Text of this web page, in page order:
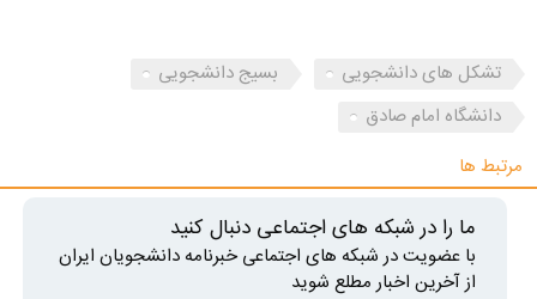
تشکل های دانشجویی
بسیج دانشجویی
دانشگاه امام صادق
مرتبط ها
ما را در شبکه های اجتماعی دنبال کنید
با عضویت در شبکه های اجتماعی خبرنامه دانشجویان ایران
از آخرین اخبار مطلع شوید